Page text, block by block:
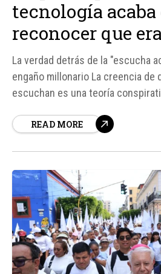
tecnología acaba
reconocer que
La verdad detrás de la "escucha
engaño millonario La creencia de
escuchan es una teoría
Comercio de EEUU (FCT), una
READ MORE